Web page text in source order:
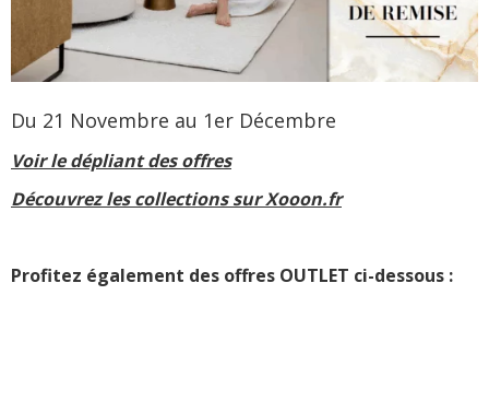
Du 21 Novembre au 1er Décembre
Voir le dépliant des offres
Découvrez les collections sur Xooon.fr
Profitez également des offres OUTLET ci-dessous :